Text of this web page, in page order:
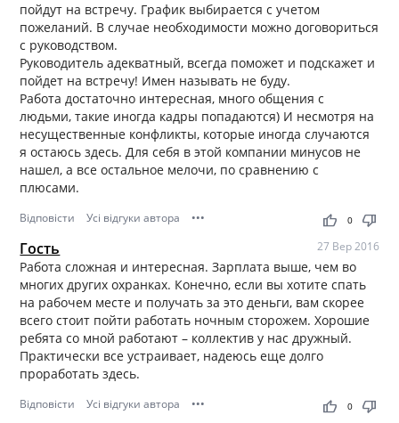
пойдут на встречу. График выбирается с учетом
пожеланий. В случае необходимости можно договориться
с руководством.
Руководитель адекватный, всегда поможет и подскажет и
пойдет на встречу! Имен называть не буду.
Работа достаточно интересная, много общения с
людьми, такие иногда кадры попадаются) И несмотря на
несущественные конфликты, которые иногда случаются
я остаюсь здесь. Для себя в этой компании минусов не
нашел, а все остальное мелочи, по сравнению с
плюсами.
Відповісти Усі відгуки автора ••• thumb_up thumb_down
0
Гость 27 Вер 2016
Работа сложная и интересная. Зарплата выше, чем во
многих других охранках. Конечно, если вы хотите спать
на рабочем месте и получать за это деньги, вам скорее
всего стоит пойти работать ночным сторожем. Хорошие
ребята со мной работают – коллектив у нас дружный.
Практически все устраивает, надеюсь еще долго
проработать здесь.
Відповісти Усі відгуки автора ••• thumb_up thumb_down
0